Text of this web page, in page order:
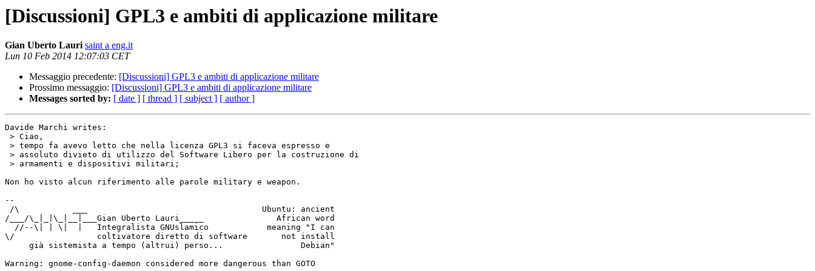
[Discussioni] GPL3 e ambiti di applicazione militare
Gian Uberto Lauri saint a eng.it
Lun 10 Feb 2014 12:07:03 CET
Messaggio precedente: [Discussioni] GPL3 e ambiti di applicazione militare
Prossimo messaggio: [Discussioni] GPL3 e ambiti di applicazione militare
Messages sorted by: [ date ] [ thread ] [ subject ] [ author ]
Davide Marchi writes:
Non ho visto alcun riferimento alle parole military e weapon.
--
/___/\_|_|\_|__|___Gian Uberto Lauri_____               African word
\/                 coltivatore diretto di software       not install
Warning: gnome-config-daemon considered more dangerous than GOTO